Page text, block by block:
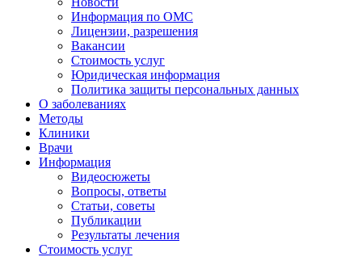
Информация по ОМС
Лицензии, разрешения
Вакансии
Стоимость услуг
Юридическая информация
Политика защиты персональных данных
О заболеваниях
Методы
Клиники
Врачи
Информация
Видеосюжеты
Вопросы, ответы
Статьи, советы
Публикации
Результаты лечения
Стоимость услуг